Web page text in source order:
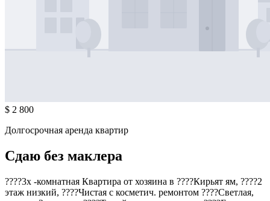
$ 2 800
Долгосрочная аренда квартир
Сдаю без маклера
????3х -комнатная Квартира от хозяина в ????Кирьят ям, ????2
этаж низкий, ????Чистая с косметич. ремонтом ????Светлая,